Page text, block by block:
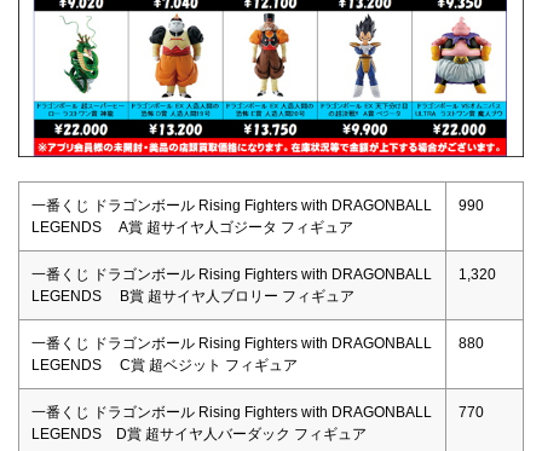
一番くじ ドラゴンボール Rising Fighters with DRAGONBALL
LEGENDS A賞 超サイヤ人ゴジータ フィギュア
990
一番くじ ドラゴンボール Rising Fighters with DRAGONBALL
LEGENDS B賞 超サイヤ人ブロリー フィギュア
1,320
一番くじ ドラゴンボール Rising Fighters with DRAGONBALL
LEGENDS C賞 超ベジット フィギュア
880
一番くじ ドラゴンボール Rising Fighters with DRAGONBALL
LEGENDS D賞 超サイヤ人バーダック フィギュア
770